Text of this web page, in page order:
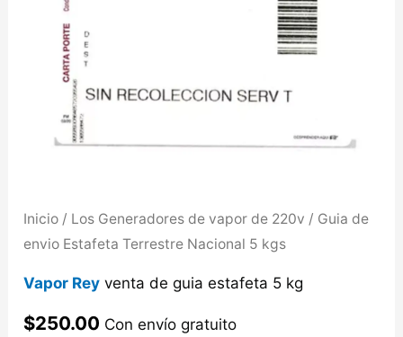
Inicio / Los Generadores de vapor de 220v / Guia de
envio Estafeta Terrestre Nacional 5 kgs
Vapor Rey venta de guia estafeta 5 kg
$250.00 Con envío gratuito